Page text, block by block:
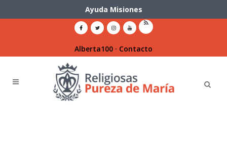
Ayuda Misiones
Alberta100 · Contacto